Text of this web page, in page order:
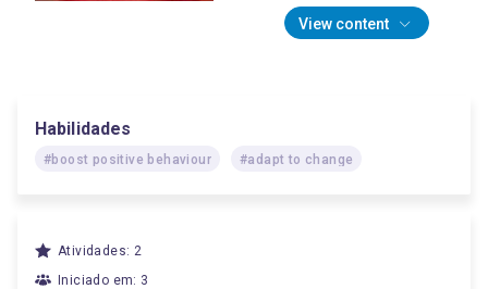
View content
Habilidades
#boost positive behaviour #adapt to change
Atividades: 2
Iniciado em: 3